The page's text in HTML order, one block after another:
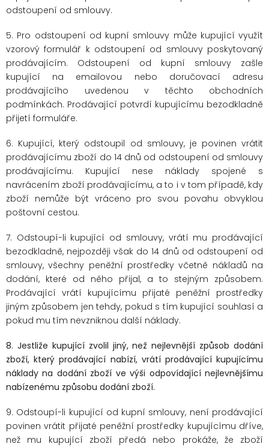
odstoupení od smlouvy.
5. Pro odstoupení od kupní smlouvy může kupující využít
vzorový formulář k odstoupení od smlouvy poskytovaný
prodávajícím. Odstoupení od kupní smlouvy zašle
kupující na emailovou nebo doručovací adresu
prodávajícího uvedenou v těchto obchodních
podmínkách. Prodávající potvrdí kupujícímu bezodkladně
přijetí formuláře.
6. Kupující, který odstoupil od smlouvy, je povinen vrátit
prodávajícímu zboží do 14 dnů od odstoupení od smlouvy
prodávajícímu. Kupující nese náklady spojené s
navrácením zboží prodávajícímu, a to i v tom případě, kdy
zboží nemůže být vráceno pro svou povahu obvyklou
poštovní cestou.
7. Odstoupí-li kupující od smlouvy, vrátí mu prodávající
bezodkladně, nejpozději však do 14 dnů od odstoupení od
smlouvy, všechny peněžní prostředky včetně nákladů na
dodání, které od něho přijal, a to stejným způsobem.
Prodávající vrátí kupujícímu přijaté peněžní prostředky
jiným způsobem jen tehdy, pokud s tím kupující souhlasí a
pokud mu tím nevzniknou další náklady.
8. Jestliže kupující zvolil jiný, než nejlevnější způsob dodání
zboží, který prodávající nabízí, vrátí prodávající kupujícímu
náklady na dodání zboží ve výši odpovídající nejlevnějšímu
nabízenému způsobu dodání zboží.
9. Odstoupí-li kupující od kupní smlouvy, není prodávající
povinen vrátit přijaté peněžní prostředky kupujícímu dříve,
než mu kupující zboží předá nebo prokáže, že zboží